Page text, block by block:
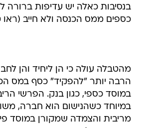
בנסיבות כאלה יש עדיפות ברורה
כספים ממס הכנסה ולא חייב (ראו
מהטבלה עולה כי הן ליחיד והן
הרבה יותר "להפקיד" כסף במס
במוסד כספי, כגון בנק. הפרשי
במיוחד כשהנישום הוא חברה,
מריבית והצמדה שמקורן במוסד